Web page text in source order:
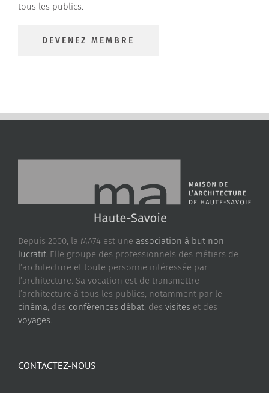
tous les publics.
DEVENEZ MEMBRE
Depuis 2000, la MA74 est une association à but non
lucratif. Elle groupe des professionnels des métiers de
l’architecture et toute personne intéressée par
l’architecture. Sa vocation est de transmettre
l’architecture à tous les publics, notamment par le
cinéma, des conférences débat, des visites et des
voyages.
CONTACTEZ-NOUS